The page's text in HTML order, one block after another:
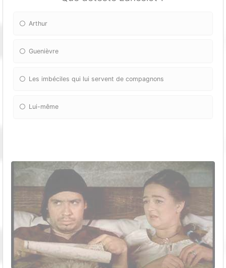
Arthur
Guenièvre
Les imbéciles qui lui servent de compagnons
Lui-même